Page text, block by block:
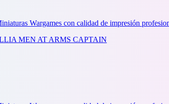
Wargames con calidad de impresión